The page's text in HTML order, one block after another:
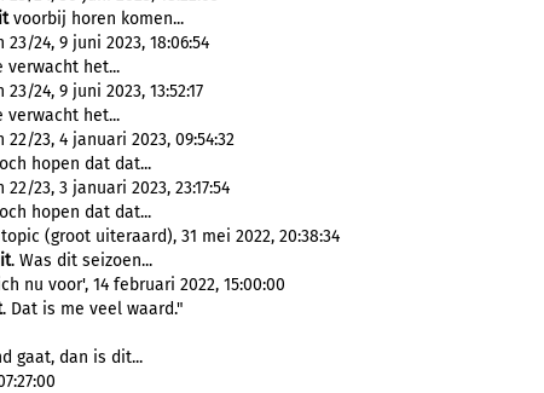
voorbij horen komen...
24, 9 juni 2023, 18:06:54
verwacht het...
24, 9 juni 2023, 13:52:17
verwacht het...
23, 4 januari 2023, 09:54:32
hopen dat dat...
23, 3 januari 2023, 23:17:54
hopen dat dat...
(groot uiteraard), 31 mei 2022, 20:38:34
. Was dit seizoen...
nu voor', 14 februari 2022, 15:00:00
. Dat is me veel waard."
gaat, dan is dit...